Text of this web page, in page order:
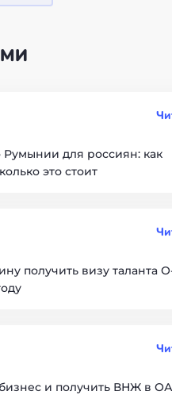
Румынии для россиян: как
это стоит
получить визу таланта
и получить ВНЖ в